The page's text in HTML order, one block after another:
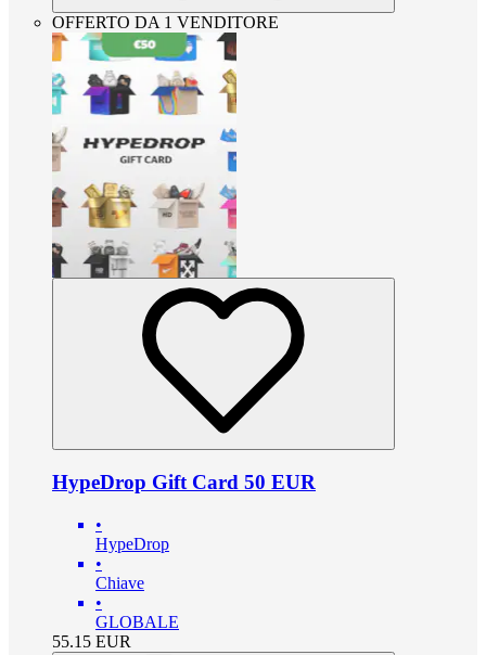
OFFERTO DA 1 VENDITORE
HypeDrop Gift Card 50 EUR
•
HypeDrop
•
Chiave
•
GLOBALE
55.15 EUR